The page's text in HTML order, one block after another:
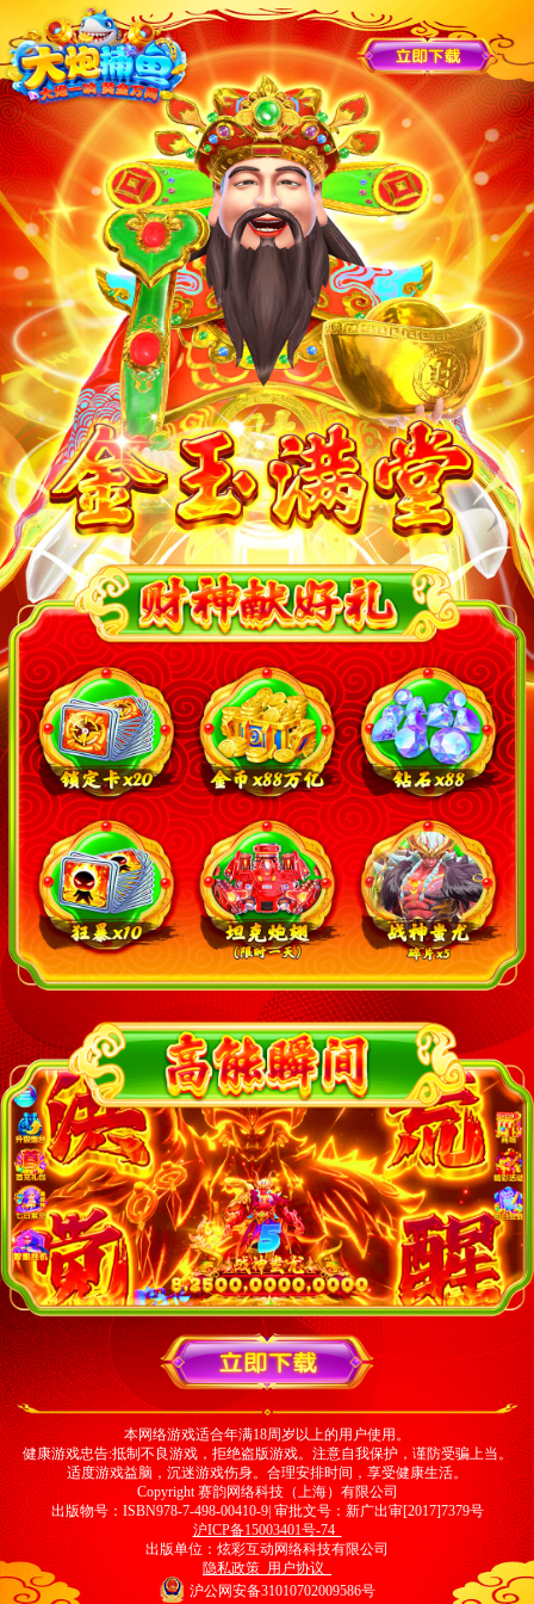
本网络游戏适合年满18周岁以上的用户使用。
健康游戏忠告:抵制不良游戏，拒绝盗版游戏。注意自我保护，谨防受骗上当。
适度游戏益脑，沉迷游戏伤身。合理安排时间，享受健康生活。
Copyright 赛韵网络科技（上海）有限公司
出版物号：ISBN978-7-498-00410-9| 审批文号：新广出审[2017]7379号
沪ICP备15003401号-74
出版单位：炫彩互动网络科技有限公司
隐私政策 用户协议
沪公网安备31010702009586号